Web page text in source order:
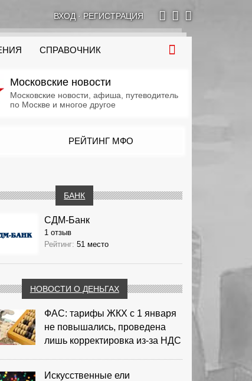
ВХОД· РЕГИСТРАЦИЯ
СПРАВОЧНИК
Московские новости
Московские новости, афиша, путеводитель
по Москве и многое другое
РЕЙТИНГ МФО
БАНК
СДМ-Банк
1 отзыв
Рейтинг: 51 место
НОВОСТИ О ДЕНЬГАХ
ФАС: тарифы ЖКХ с 1 января
не повышались, проведена
лишь корректировка из‑за НДС
Искусственные ели